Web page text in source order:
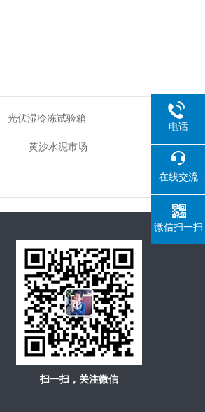
光伏湿冷冻试验箱
黄沙水泥市场
扫一扫，关注微信
电话
在线交流
微信扫一扫